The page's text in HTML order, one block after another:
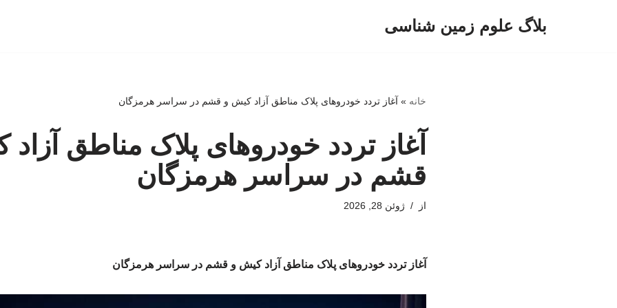
بلاگ علوم زمین شناسی
خانه » آغاز تردد خودروهای پلاک مناطق آزاد کیش و قشم در سراسر هرمزگان
آغاز تردد خودروهای پلاک مناطق
قشم در سراسر هرمزگان
از ژوئن 28, 2026
آغاز تردد خودروهای پلاک مناطق آزاد کیش و قشم در سراسر هرمزگان